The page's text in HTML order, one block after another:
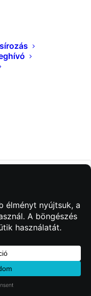
jog fenntartva